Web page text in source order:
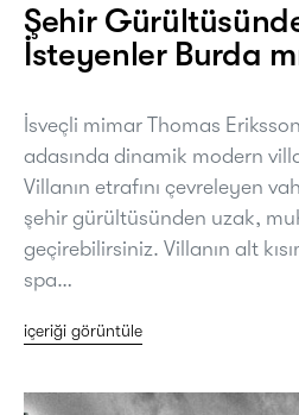
Şehir
İsteyenler Burda
İsveçli mimar Thomas
adasında dinamik modern
Villanın etrafını çevreleyen
şehir gürültüsünden uzak,
geçirebilirsiniz. Villanın alt
spa…
içeriği görüntüle